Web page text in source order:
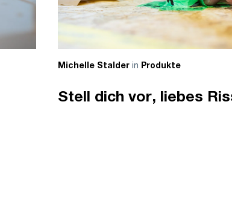
Michelle Stalderin Produkte
Stell dich vor, liebes